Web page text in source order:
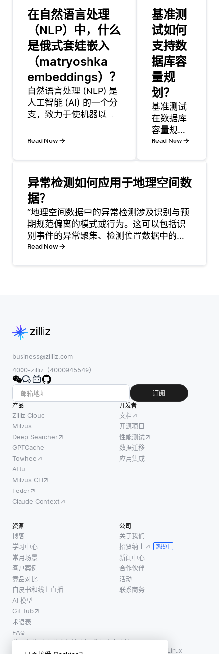
在自然语言处理
（NLP）中，什么
是俄式套娃嵌入
（matryoshka
embeddings）？
自然语言处理 (NLP) 是
人工智能 (AI) 的一个分
支，致力于使机器以有
和生成人类语言。它将
技术相结合，以处理和
NLP的目标是通过允许
机器与人类自然交互来
弥合人类沟通和机器能
力
Read Now
基准测
试如何
支持数
据库容
量规
划？
基准测试
在数据库
容量规划
中扮演着
提供了数
据库系统
件下性能
的可测量
洞察。通
据。这些
数据有助
Read Now
异常检测如何应用于地理空间数
据？
“地理空间数据中的异常检测涉及识别与预
期规范偏离的模式或行为。这可以包括识
别事件的异常聚集、检测位置数据中的异
常值，或发现可能表明问题的变化，例如
Read Now
business@zilliz.com
4000-zilliz（4000945549）
订阅
产品
Zilliz Cloud
Milvus
Deep Searcher
GPTCache
Towhee
Attu
Milvus CLI
Feder
Claude Context
开发者
文档
开源项目
性能测试
数据迁移
应用集成
资源
博客
学习中心
常用场景
客户案例
竞品对比
白皮书和线上直播
AI 模型
GitHub
术语表
FAQ
公司
关于我们
招贤纳士
热招中
新闻中心
合作伙伴
活动
联系商务
使用条款·个人信息保护政策·数据安全政策
LF AI、LF AI & Data、Milvus，以及相关的开源项目名称为 Linux